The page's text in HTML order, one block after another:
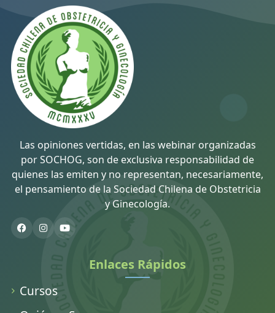
Las opiniones vertidas, en las webinar organizadas
por SOCHOG, son de exclusiva responsabilidad de
quienes las emiten y no representan, necesariamente,
el pensamiento de la Sociedad Chilena de Obstetricia
y Ginecología.
Enlaces Rápidos
Cursos